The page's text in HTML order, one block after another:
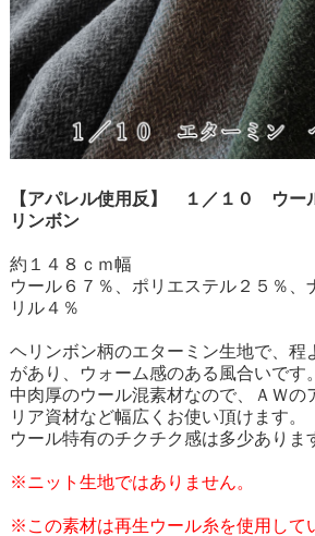
【アパレル使用反】 １／１０ ウ
リンボン
約１４８ｃｍ幅
ウール６７％、ポリエステル２５％、
リル４％
ヘリンボン柄のエターミン生地で、程
があり、ウォーム感のある風合いです。
中肉厚のウール混素材なので、ＡＷの
リア資材など幅広くお使い頂けます。
ウール特有のチクチク感は多少ありま
※ニット生地ではありません。
※この素材は再生ウール糸を使用して